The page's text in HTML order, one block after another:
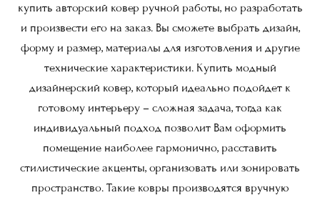
купить авторский ковер ручной работы, но разработать
и произвести его на заказ. Вы сможете выбрать дизайн,
форму и размер, материалы для изготовления и другие
технические характеристики. Купить модный
дизайнерский ковер, который идеально подойдет к
готовому интерьеру – сложная задача, тогда как
индивидуальный подход позволит Вам оформить
помещение наиболее гармонично, расставить
стилистические акценты, организовать или зонировать
пространство. Такие ковры производятся вручную